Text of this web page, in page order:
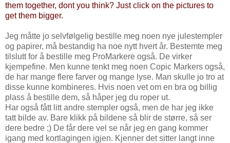
them together, dont you think? Just click on the pictures to
get them bigger.
Jeg måtte jo selvfølgelig bestille meg noen nye julestempler
og papirer, må bestandig ha noe nytt hvert år. Bestemte meg
tilslutt for å bestille meg ProMarkere også. De virker
kjempefine. Men kunne tenkt meg noen Copic Markers også,
de har mange flere farver og mange lyse. Man skulle jo tro at
disse kunne kombineres. Hvis noen vet om en bra og billig
plass å bestille dem, så håper jeg du roper ut.
Har også fått litt andre stempler også, men de har jeg ikke
tatt bilde av. Bare klikk på bildene så blir de større, så ser
dere bedre ;) De får dere vel se når jeg en gang kommer
igang med kortlagingen igjen. Kjenner det sitter langt inne